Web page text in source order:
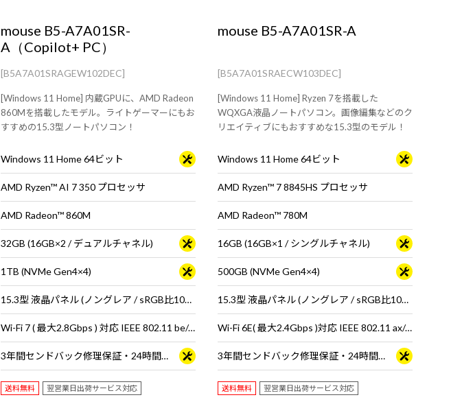
mouse B5-A7A01SR-
A（Copilot+ PC）
[B5A7A01SRAGEW102DEC]
[Windows 11 Home] 内蔵GPUに、AMD Radeon
860Mを搭載したモデル。ライトゲーマーにもお
すすめの15.3型ノートパソコン！
Windows 11 Home 64ビット
AMD Ryzen™ AI 7 350 プロセッサ
AMD Radeon™ 860M
32GB (16GB×2 / デュアルチャネル)
1TB (NVMe Gen4×4)
15.3型 液晶パネル (ノングレア / sRGB比100% / 120Hz対応)
Wi-Fi 7 ( 最大2.8Gbps ) 対応 IEEE 802.11 be/ax/ac/a/b/g/n準拠 ＋ Bluetooth 5内蔵
3年間センドバック修理保証・24時間×365日電話サポート
送料無料 翌営業日出荷サービス対応
mouse B5-A7A01SR-A
[B5A7A01SRAECW103DEC]
[Windows 11 Home] Ryzen 7を搭載した
WQXGA液晶ノートパソコン。画像編集などのク
リエイティブにもおすすめな15.3型のモデル！
Windows 11 Home 64ビット
AMD Ryzen™ 7 8845HS プロセッサ
AMD Radeon™ 780M
16GB (16GB×1 / シングルチャネル)
500GB (NVMe Gen4×4)
15.3型 液晶パネル (ノングレア / sRGB比100% / 120Hz対応)
Wi-Fi 6E( 最大2.4Gbps )対応 IEEE 802.11 ax/ac/a/b/g/n準拠 ＋ Bluetooth 5内蔵
3年間センドバック修理保証・24時間×365日電話サポート
送料無料 翌営業日出荷サービス対応